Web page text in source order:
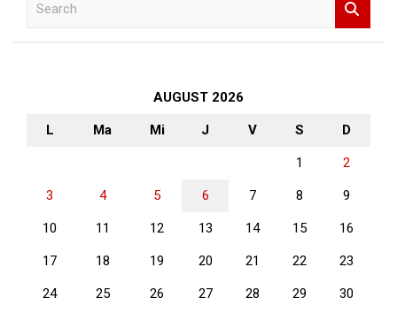
AUGUST 2026
L Ma Mi J V S D
1 2
3 4 5 6 7 8 9
10 11 12 13 14 15 16
17 18 19 20 21 22 23
24 25 26 27 28 29 30